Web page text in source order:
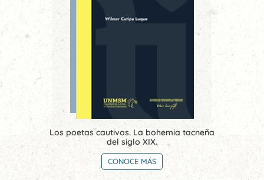
Los poetas cautivos. La bohemia tacneña
del siglo XIX.
CONOCE MÁS